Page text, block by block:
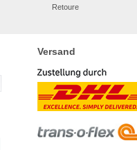
Retoure
Versand